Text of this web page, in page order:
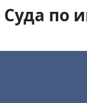
по